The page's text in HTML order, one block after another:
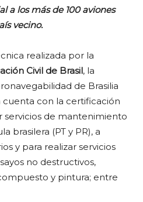
a los más de 100 aviones
vecino.
realizada por la
Civil de Brasil, la
de Brasilia
con la certificación
servicios de mantenimiento
brasilera (PT y PR), a
y para realizar servicios
no destructivos,
y pintura; entre